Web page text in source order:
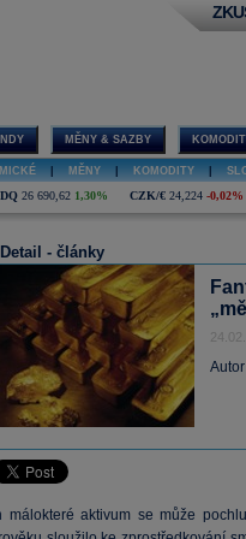
MĚNY & SAZBY
MĚNY KOMODITY
26 690,62 1,30% CZK/€ 24,224 -0,02%
Detail - články
málokteré aktivum se může